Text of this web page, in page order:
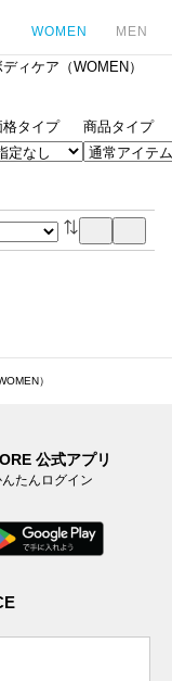
WOMEN MEN
ィケア（WOMEN）
格タイプ 商品タイプ
）
公式アプリ
たんログイン